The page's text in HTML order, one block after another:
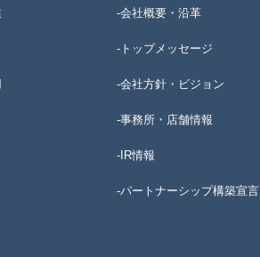
-会社概要・沿革
-トップメッセージ
-会社方針・ビジョン
-事務所・店舗情報
-IR情報
-パートナーシップ構築宣言